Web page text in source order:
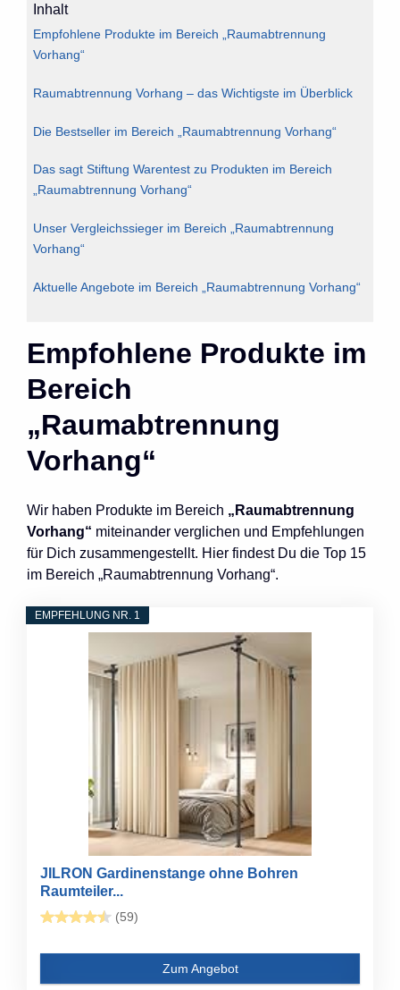
Inhalt
Empfohlene Produkte im Bereich „Raumabtrennung
Vorhang“
Raumabtrennung Vorhang – das Wichtigste im Überblick
Die Bestseller im Bereich „Raumabtrennung Vorhang“
Das sagt Stiftung Warentest zu Produkten im Bereich
„Raumabtrennung Vorhang“
Unser Vergleichssieger im Bereich „Raumabtrennung
Vorhang“
Aktuelle Angebote im Bereich „Raumabtrennung Vorhang“
Empfohlene Produkte im
Bereich
„Raumabtrennung
Vorhang“
Wir haben Produkte im Bereich „Raumabtrennung
Vorhang“ miteinander verglichen und Empfehlungen
für Dich zusammengestellt. Hier findest Du die Top 15
im Bereich „Raumabtrennung Vorhang“.
EMPFEHLUNG NR. 1
JILRON Gardinenstange ohne Bohren
Raumteiler...
(59)
Zum Angebot